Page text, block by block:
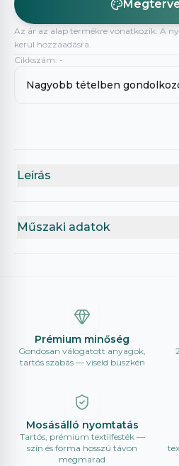
Az ár az alap termékre vonatkozik. A
kerül hozzáadásra.
Cikkszám: -
Nagyobb tételben
Leírás
Műszaki adatok
Prémium minőség
Gondosan válogatott anyagok,
tartós szabás — viseld büszkén
Mosásálló nyomtatás
Tartós, prémium textilfesték —
szín és forma hosszú távon
megmarad